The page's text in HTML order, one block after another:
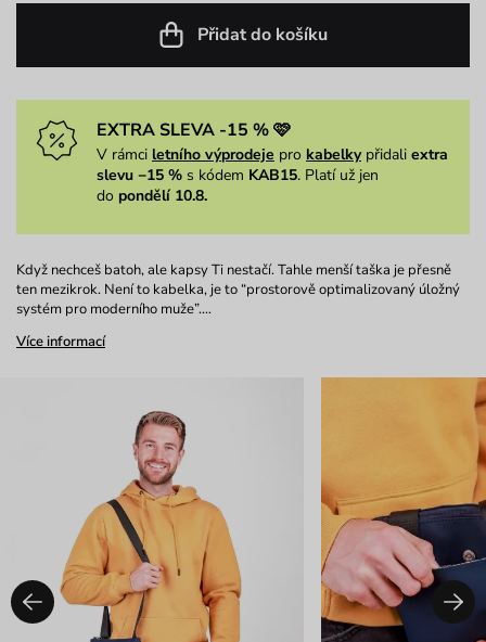
Přidat do košíku
EXTRA SLEVA -15 % 🩷
V rámci letního výprodeje pro kabelkypřidali extra
slevu −15 % s kódem KAB15. Platí už jen
do pondělí 10.8.
Když nechceš batoh, ale kapsy Ti nestačí. Tahle menší taška je přesně
ten mezikrok. Není to kabelka, je to “prostorově optimalizovaný úložný
systém pro moderního muže”.…
Více informací